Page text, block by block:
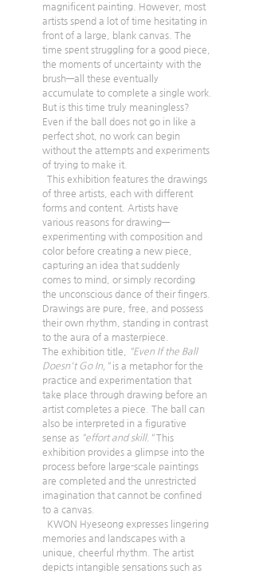
magnificent painting. However, most
artists spend a lot of time hesitating in
front of a large, blank canvas. The
time spent struggling for a good piece,
the moments of uncertainty with the
brush—all these eventually
accumulate to complete a single work.
But is this time truly meaningless?
Even if the ball does not go in like a
perfect shot, no work can begin
without the attempts and experiments
of trying to make it.
This exhibition features the drawings
of three artists, each with different
forms and content. Artists have
various reasons for drawing—
experimenting with composition and
color before creating a new piece,
capturing an idea that suddenly
comes to mind, or simply recording
the unconscious dance of their fingers.
Drawings are pure, free, and possess
their own rhythm, standing in contrast
to the aura of a masterpiece.
The exhibition title,
"Even If the Ball
Doesn't Go In," is a metaphor for the
practice and experimentation that
take place through drawing before an
artist completes a piece. The ball can
also be interpreted in a figurative
sense as "effort and skill." This
exhibition provides a glimpse into the
process before large-scale paintings
are completed and the unrestricted
imagination that cannot be confined
to a canvas.
KWON Hyeseong expresses lingering
memories and landscapes with a
unique, cheerful rhythm. The artist
depicts intangible sensations such as